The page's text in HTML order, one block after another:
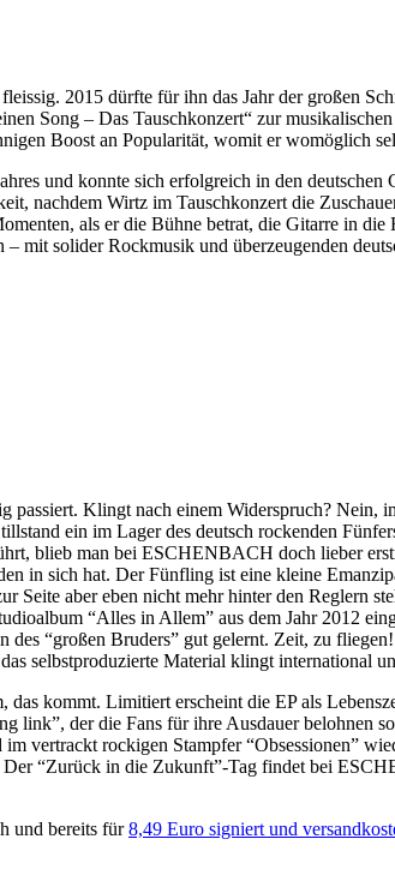
2015 dürfte für ihn das Jahr der großen
Song – Das Tauschkonzert“ zur
Boost an Popularität, womit er womöglich
und konnte sich erfolgreich in den
nachdem Wirtz im Tauschkonzert die
als er die Bühne betrat, die Gitarre in
mit solider Rockmusik und überzeugenden
Klingt nach einem Widerspruch? Nein,
ein im Lager des deutsch rockenden
blieb man bei ESCHENBACH doch lieber
in sich hat. Der Fünfling ist eine kleine
aber eben nicht mehr hinter den Reglern
“Alles in Allem” aus dem Jahr 2012
“großen Bruders” gut gelernt. Zeit, zu
selbstproduzierte Material klingt international
kommt. Limitiert erscheint die EP als
link”, der die Fans für ihre Ausdauer belohnen
vertrackt rockigen Stampfer “Obsessionen”
“Zurück in die Zukunft”-Tag findet bei
und bereits für8,49 Euro signiert und